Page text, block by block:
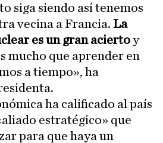
siga siendo así tenemos
vecina a Francia. La
es un gran aciertoy
mucho que aprender en
a tiempo», ha
ha calificado al país
estratégico» que
para que haya un